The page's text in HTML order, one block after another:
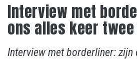
Interview met
ons alles keer
Interview met borderliner: zijn